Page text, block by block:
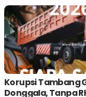
Korupsi Tambang
Donggala, Tanpa